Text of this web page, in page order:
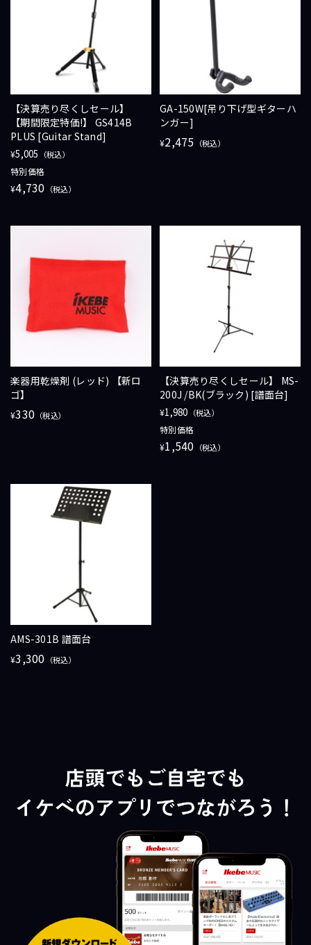
【決算売り尽くしセール】
【期間限定特価!】 GS414B
PLUS [Guitar Stand]
¥5,005 （税込）
特別価格
¥4,730 （税込）
GA-150W[吊り下げ型ギターハ
ンガー]
¥2,475 （税込）
楽器用乾燥剤 (レッド) 【新ロ
ゴ】
¥330 （税込）
【決算売り尽くしセール】 MS-
200J /BK(ブラック) [譜面台]
¥1,980 （税込）
特別価格
¥1,540 （税込）
AMS-301B 譜面台
¥3,300 （税込）